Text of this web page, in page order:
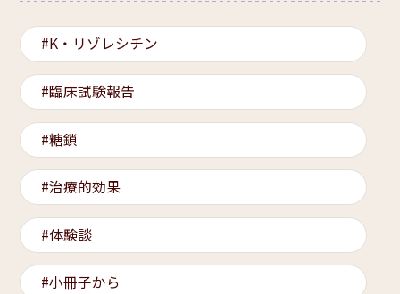
K・リゾレシチン
臨床試験報告
糖鎖
治療的効果
体験談
小冊子から